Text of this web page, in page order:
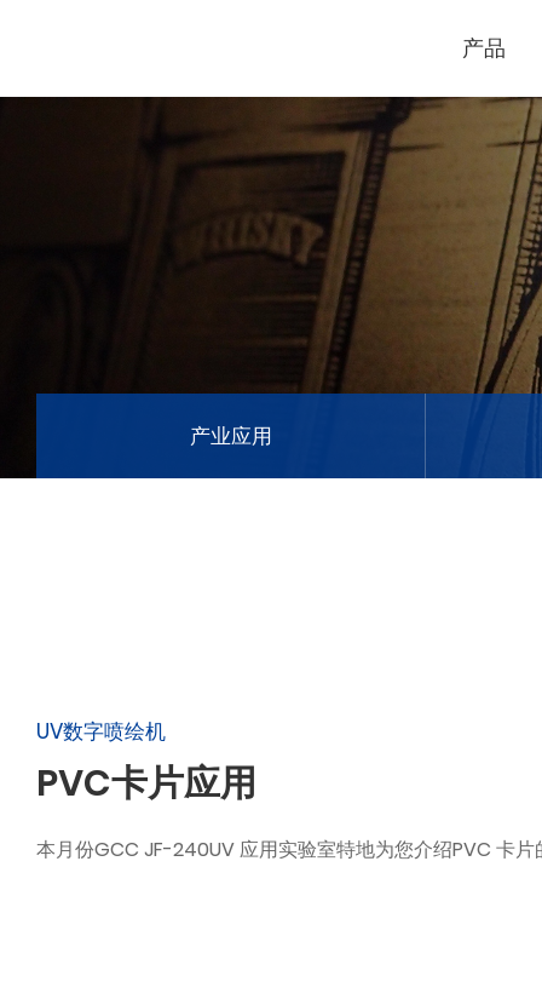
产品
电脑割字机
激光打标机
产业应用
UV数字喷绘机
PVC卡片应用
本月份GCC JF-240UV 应用实验室特地为您介绍PVC 卡片